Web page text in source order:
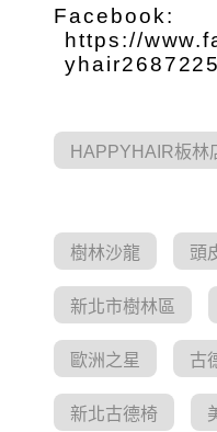
Facebook:
https://
HAPPYHAIR板林
樹林沙龍 頭
新北市樹林區
歐洲之星 古
新北古德椅